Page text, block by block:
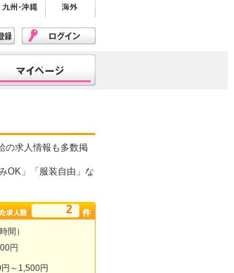
の求人情報も多数掲
OK」「服装自由」な
2
間）
円
～1,500円